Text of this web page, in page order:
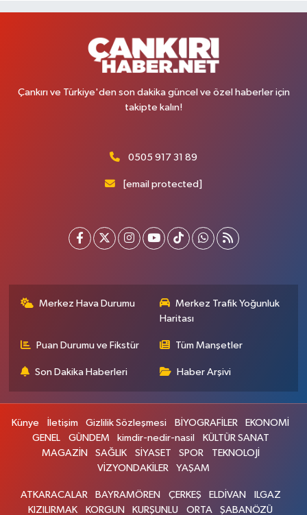
Çankırı ve Türkiye'den son dakika güncel ve özel haberler için
takipte kalın!
0505 917 31 89
[email protected]
Merkez Hava Durumu
Merkez Trafik Yoğunluk
Haritası
Puan Durumu ve Fikstür Tüm Manşetler
Son Dakika Haberleri Haber Arşivi
Künye İletişim Gizlilik Sözleşmesi BİYOGRAFİLER
EKONOMİ
GENEL
GÜNDEM kimdir-nedir-nasil
KÜLTÜR SANAT
MAGAZİN
SAĞLIK SİYASET SPOR
TEKNOLOJİ
VİZYONDAKİLER
YAŞAM
ATKARACALAR BAYRAMÖREN ÇERKEŞ ELDİVAN
ILGAZ
KIZILIRMAK
KORGUN KURŞUNLU ORTA ŞABANÖZÜ